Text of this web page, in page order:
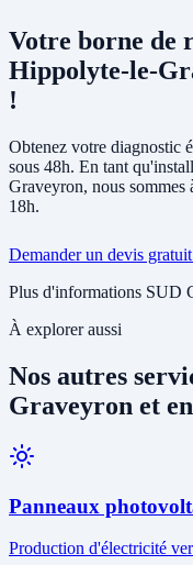
un circuit dédiédepuis le
différentiel spécifique. Si
être nécessaire d'
diagnostic gratuit identifie
Votre borne de
Hippolyte-le-
!
Obtenez votre diagnostic
sous 48h. En tant
Graveyron, nous
18h.
Demander un devis gratuit
Plus d'informations SUD
À explorer aussi
Nos autres
Graveyron et
Panneaux
Production d'électricité